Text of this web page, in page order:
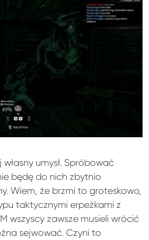
umysł. Spróbować
będę do nich zbytnio
Wiem, że brzmi to groteskowo,
taktycznymi erpeżkami z
wszyscy zawsze musieli wrócić
sejwować. Czyni to